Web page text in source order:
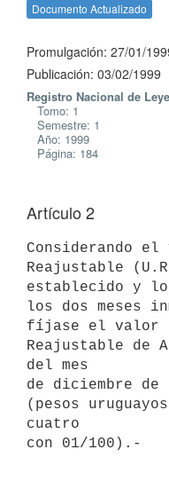
Documento Actualizado
Promulgación: 27/01/
Publicación: 03/02/1999
Registro Nacional de
Tomo: 1
Semestre: 1
Año: 1999
Página: 184
Artículo 2
Considerando
Reajustable
establecido y
los dos meses
fíjase el valor
Reajustable de
del mes
de diciembre de
(pesos
cuatro